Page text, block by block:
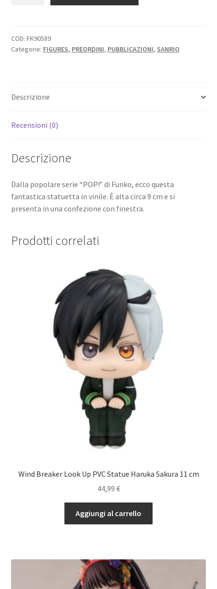
POP!
Animation
Maru
Pop
cm
COD: FK90589
Categorie: FIGURES, PREORDINI, PUBBLICAZIONI, SANRIO
Descrizione
Recensioni (0)
Descrizione
Dalla popolare serie “POP!” di Funko, ecco questa
fantastica statuetta in vinile. È alta circa 9 cm e si
presenta in una confezione con finestra.
Prodotti correlati
Wind Breaker Look Up PVC Statue Haruka Sakura 11 cm
44,99 €
Aggiungi al carrello